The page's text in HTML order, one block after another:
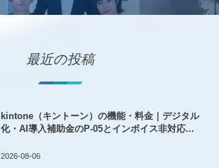
最近の投稿
kintone（キントーン）の機能・料金｜デジタル
化・AI導入補助金のP-05とインボイス非対応...
2026-08-06